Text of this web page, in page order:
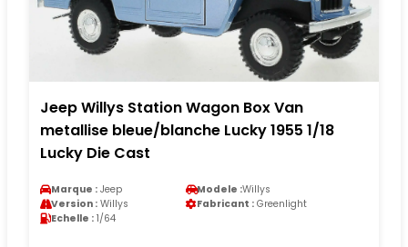
Jeep Willys Station Wagon Box Van
metallise bleue/blanche Lucky 1955 1/18
Lucky Die Cast
Marque : Jeep Modele :Willys
Version : Willys Fabricant : Greenlight
Echelle : 1/64